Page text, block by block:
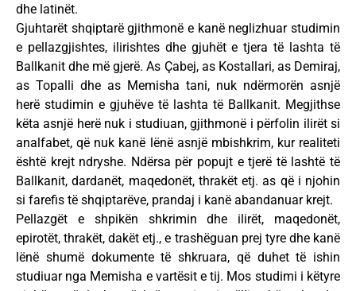
dhe latinët.
Gjuhtarët shqiptarë gjithmonë e kanë neglizhuar studimin
e pellazgjishtes, ilirishtes dhe gjuhët e tjera të lashta të
Ballkanit dhe më gjerë. As Çabej, as Kostallari, as Demiraj,
as Topalli dhe as Memisha tani, nuk ndërmorën asnjë
herë studimin e gjuhëve të lashta të Ballkanit. Megjithse
këta asnjë herë nuk i studiuan, gjithmonë i përfolin ilirët si
analfabet, që nuk kanë lënë asnjë mbishkrim, kur realiteti
është krejt ndryshe. Ndërsa për popujt e tjerë të lashtë të
Ballkanit, dardanët, maqedonët, thrakët etj. as që i njohin
si farefis të shqiptarëve, prandaj i kanë abandanuar krejt.
Pellazgët e shpikën shkrimin dhe ilirët, maqedonët,
epirotët, thrakët, dakët etj., e trashëguan prej tyre dhe kanë
lënë shumë dokumente të shkruara, që duhet të ishin
studiuar nga Memisha e vartësit e tij. Mos studimi i këtyre